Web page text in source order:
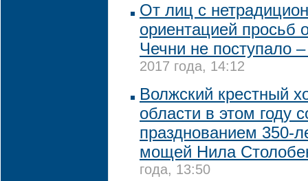
От лиц с
ориентацией просьб
Чечни не поступало
2017 года, 14:12
Волжский крестный
области в этом году
празднованием 350-
мощей Нила
года, 13:50